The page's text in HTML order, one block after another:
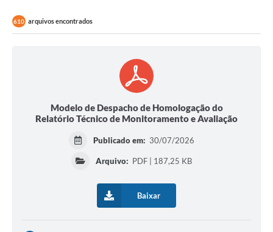
610 arquivos encontrados
Modelo de Despacho de Homologação do
Relatório Técnico de Monitoramento e Avaliação
Publicado em: 30/07/2026
Arquivo: PDF | 187,25 KB
Baixar